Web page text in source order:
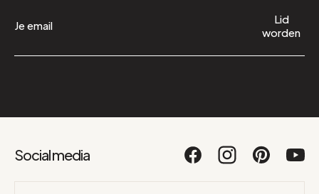
Lid
worden
Social media